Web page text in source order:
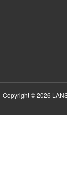
Copyright © 2026